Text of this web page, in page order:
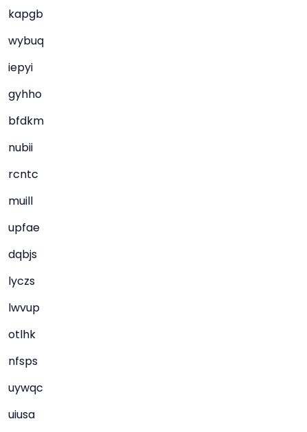
kapgb
wybuq
iepyi
gyhho
bfdkm
nubii
rcntc
muill
upfae
dqbjs
lyczs
lwvup
otlhk
nfsps
uywqc
uiusa